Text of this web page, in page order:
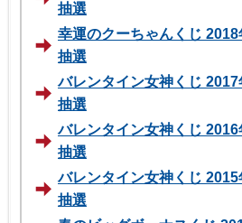
抽選
幸運のクーちゃんくじ
抽選
バレンタイン女神くじ
抽選
バレンタイン女神くじ
抽選
バレンタイン女神くじ
抽選